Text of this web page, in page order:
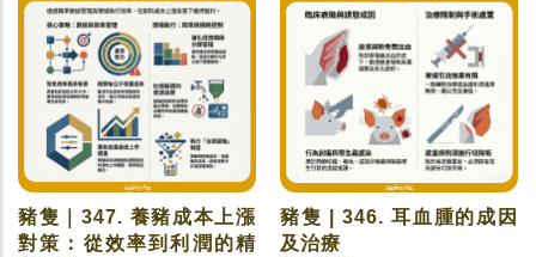
豬隻｜347. 養豬成本上漲
對策：從效率到利潤的精
豬隻 | 346. 耳血腫的成因
及治療